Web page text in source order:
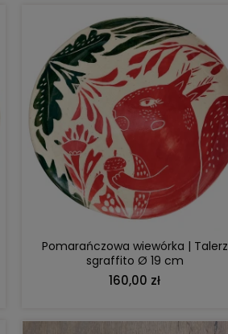
Pomarańczowa wiewórka | Talerz
sgraffito Ø 19 cm
160,00 zł
DO KOSZYKA